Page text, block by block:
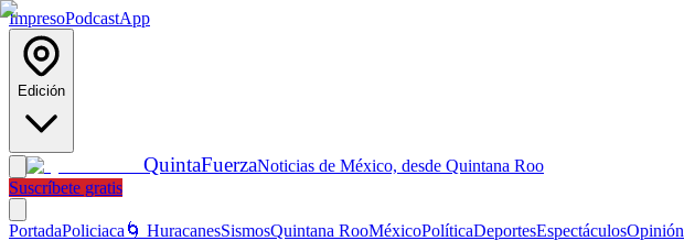
ImpresoPodcastApp
Edición
QuintaFuerzaNoticias de México, desde Quintana Roo
Suscríbete gratis
PortadaPoliciaca 🌀 HuracanesSismosQuintana RooMéxicoPolíticaDeportesEspectáculosOpinión